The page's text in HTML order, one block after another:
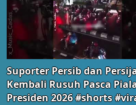
Suporter Persib dan
Kembali Rusuh Pasca
Presiden 2026 #shorts